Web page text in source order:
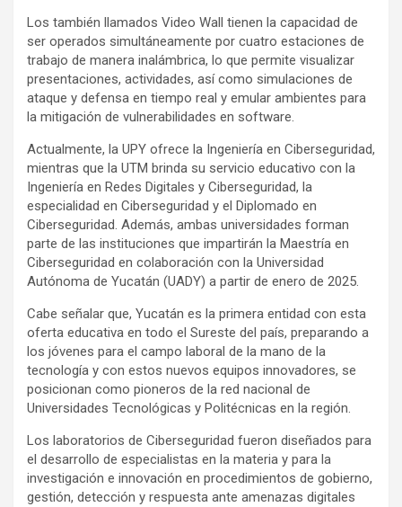
Los también llamados Video Wall tienen la capacidad de
ser operados simultáneamente por cuatro estaciones de
trabajo de manera inalámbrica, lo que permite visualizar
presentaciones, actividades, así como simulaciones de
ataque y defensa en tiempo real y emular ambientes para
la mitigación de vulnerabilidades en software.
Actualmente, la UPY ofrece la Ingeniería en Ciberseguridad,
mientras que la UTM brinda su servicio educativo con la
Ingeniería en Redes Digitales y Ciberseguridad, la
especialidad en Ciberseguridad y el Diplomado en
Ciberseguridad. Además, ambas universidades forman
parte de las instituciones que impartirán la Maestría en
Ciberseguridad en colaboración con la Universidad
Autónoma de Yucatán (UADY) a partir de enero de 2025.
Cabe señalar que, Yucatán es la primera entidad con esta
oferta educativa en todo el Sureste del país, preparando a
los jóvenes para el campo laboral de la mano de la
tecnología y con estos nuevos equipos innovadores, se
posicionan como pioneros de la red nacional de
Universidades Tecnológicas y Politécnicas en la región.
Los laboratorios de Ciberseguridad fueron diseñados para
el desarrollo de especialistas en la materia y para la
investigación e innovación en procedimientos de gobierno,
gestión, detección y respuesta ante amenazas digitales